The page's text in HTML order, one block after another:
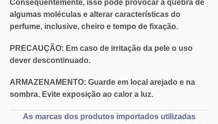
Consequentemente, isso pode provocar a quebra de
algumas moléculas e alterar características do
perfume, inclusive, cheiro e tempo de fixação.
PRECAUÇÃO: Em caso de irritação da pele o uso
dever descontinuado.
ARMAZENAMENTO: Guarde em local arejado e na
sombra. Evite exposição ao calor a luz.
As marcas dos produtos importados utilizadas